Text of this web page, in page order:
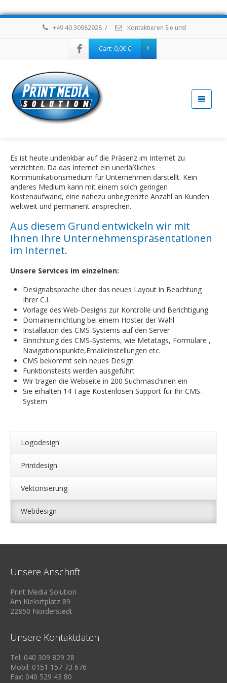
+49 40 30982928 / Kontaktieren Sie uns!
Cart: 0,00€
Es ist heute undenkbar auf die Präsenz im Internet zu
verzichten. Da das Internet ein unerläßliches
Kommunikationsmedium für Unternehmen darstellt. Kein
anderes Medium kann mit einem solch geringen
Kostenaufwand, eine nahezu unbegrenzte Anzahl an Kunden
weltweit und permanent ansprechen.
Aus diesem Grund entwickeln wir mit
Ihnen Ihre Unternehmenspräsentationen
im Internet.
Unsere Services im einzelnen:
Designabsprache über das neues Layout in Beachtung
Ihrer C.I.
Vorlage des Web-Designs zur Kontrolle und Berichtigung
Domaineinrichtung bei einem Hoster der Wahl
Installation des CMS-Systems auf den Server
Einrichtung des CMS-Systems, wie Metatags, Formulare ,
Navigationspunkte,Emaileinstellungen etc.
CMS bekommt sein neues Design
Funktionstests werden ausgeführt
Wir tragen die Webseite in 200 Suchmaschinen ein
Sie erhalten 14 Tage Kostenlosen Support für Ihr CMS-
System
Logodesign
Printdesign
Vektorisierung
Webdesign
Unsere Anschrift
Print Media Solution
Am Kielortplatz 89
22850 Norderstedt
Unsere Kontaktdaten
Tel: 040 309 829 28
Mobil: 0151 157 73 676
Fax: 040 529 43 80